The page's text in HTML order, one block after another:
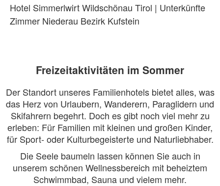
Hotel Simmerlwirt Wildschönau Tirol | Unterkünfte
Zimmer Niederau Bezirk Kufstein
Freizeitaktivitäten im Sommer
Der Standort unseres Familienhotels bietet alles, was
das Herz von Urlaubern, Wanderern, Paraglidern und
Skifahrern begehrt. Doch es gibt noch viel mehr zu
erleben: Für Familien mit kleinen und großen Kinder,
für Sport- oder Kulturbegeisterte und Naturliebhaber.
Die Seele baumeln lassen können Sie auch in
unserem schönen Wellnessbereich mit beheiztem
Schwimmbad, Sauna und vielem mehr.